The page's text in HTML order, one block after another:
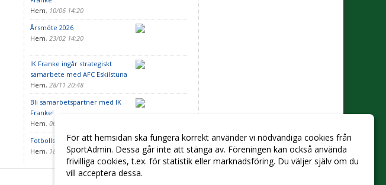
Hem, 10/06 14:20
Årsmöte 2026
Hem, 23/02 14:20
IK Franke ingår strategiskt
samarbete med AFC Eskilstuna
Hem, 28/11 20:48
Bli samarbetspartner med IK
Franke!
Hem, 06/11 22:13
Fotbollsskoj är igång!
Hem, 18/06 08:00
För att hemsidan ska fungera korrekt använder vi nödvändiga cookies från
SportAdmin. Dessa går inte att stänga av. Föreningen kan också använda
frivilliga cookies, t.ex. för statistik eller marknadsföring. Du väljer själv om du
vill acceptera dessa.